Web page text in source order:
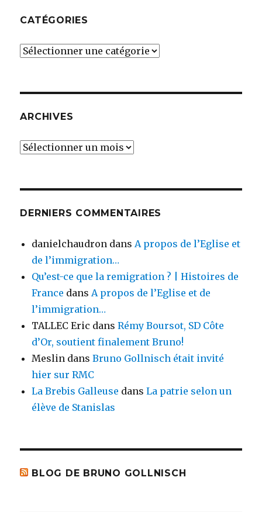
CATÉGORIES
Catégories
ARCHIVES
Archives
DERNIERS COMMENTAIRES
danielchaudron dansA propos de l’Eglise et
de l’immigration…
Qu’est-ce que la remigration ? | Histoires de
France dansA propos de l’Eglise et de
l’immigration…
TALLEC Eric dansRémy Boursot, SD Côte
d’Or, soutient finalement Bruno!
Meslin dansBruno Gollnisch était invité
hier sur RMC
La Brebis Galleuse dansLa patrie selon un
élève de Stanislas
BLOG DE BRUNO GOLLNISCH